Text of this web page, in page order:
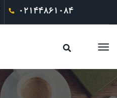
02144861084